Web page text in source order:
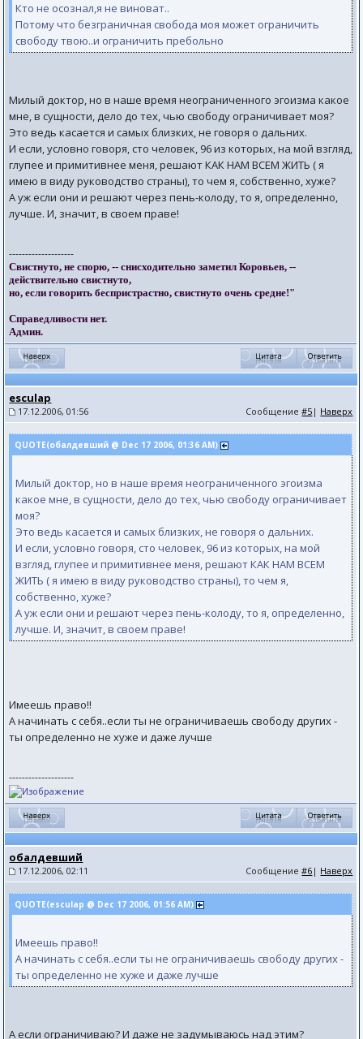
Кто не осознал,я не виноват..
Потому что безграничная свобода моя может ограничить
свободу твою..и ограничить пребольно
Милый доктор, но в наше время неограниченного эгоизма какое
мне, в сущности, дело до тех, чью свободу ограничивает моя?
Это ведь касается и самых близких, не говоря о дальних.
И если, условно говоря, сто человек, 96 из которых, на мой взгляд,
глупее и примитивнее меня, решают КАК НАМ ВСЕМ ЖИТЬ ( я
имею в виду руководство страны), то чем я, собственно, хуже?
А уж если они и решают через пень-колоду, то я, определенно,
лучше. И, значит, в своем праве!
--------------------
Свистнуто, не спорю, -- снисходительно заметил Коровьев, --
действительно свистнуто,
но, если говорить беспристрастно, свистнуто очень средне!"
Справедливости нет.
Админ.
esculap
17.12.2006, 01:56 Сообщение#5 | Наверх
QUOTE(обалдевший @ Dec 17 2006, 01:36 AM)
Милый доктор, но в наше время неограниченного эгоизма
какое мне, в сущности, дело до тех, чью свободу ограничивает
моя?
Это ведь касается и самых близких, не говоря о дальних.
И если, условно говоря, сто человек, 96 из которых, на мой
взгляд, глупее и примитивнее меня, решают КАК НАМ ВСЕМ
ЖИТЬ ( я имею в виду руководство страны), то чем я,
собственно, хуже?
А уж если они и решают через пень-колоду, то я, определенно,
лучше. И, значит, в своем праве!
Имеешь право!!
А начинать с себя..если ты не ограничиваешь свободу других -
ты определенно не хуже и даже лучше
--------------------
обалдевший
17.12.2006, 02:11 Сообщение#6 | Наверх
QUOTE(esculap @ Dec 17 2006, 01:56 AM)
Имеешь право!!
А начинать с себя..если ты не ограничиваешь свободу других -
ты определенно не хуже и даже лучше
А если ограничиваю? И даже не задумываюсь над этим?